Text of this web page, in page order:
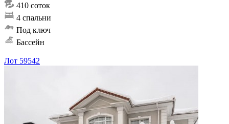
410 соток
4 спальни
Под ключ
Бассейн
Лот 59542